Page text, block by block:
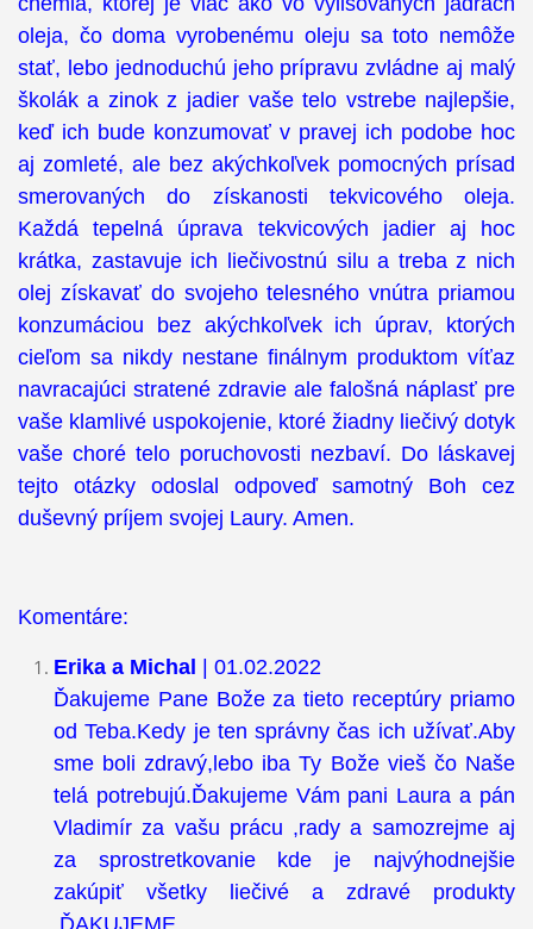
oleja, čo doma vyrobenému oleju sa toto nemôže
stať, lebo jednoduchú jeho prípravu zvládne aj malý
školák a zinok z jadier vaše telo vstrebe najlepšie,
keď ich bude konzumovať v pravej ich podobe hoc
aj zomleté, ale bez akýchkoľvek pomocných prísad
smerovaných do získanosti tekvicového oleja.
Každá tepelná úprava tekvicových jadier aj hoc
krátka, zastavuje ich liečivostnú silu a treba z nich
olej získavať do svojeho telesného vnútra priamou
konzumáciou bez akýchkoľvek ich úprav, ktorých
cieľom sa nikdy nestane finálnym produktom víťaz
navracajúci stratené zdravie ale falošná náplasť pre
vaše klamlivé uspokojenie, ktoré žiadny liečivý dotyk
vaše choré telo poruchovosti nezbaví. Do láskavej
tejto otázky odoslal odpoveď samotný Boh cez
duševný príjem svojej Laury. Amen.
Komentáre:
Erika a Michal
| 01.02.2022
Ďakujeme Pane Bože za tieto receptúry priamo
od Teba.Kedy je ten správny čas ich užívať.Aby
sme boli zdravý,lebo iba Ty Bože vieš čo Naše
telá potrebujú.Ďakujeme Vám pani Laura a pán
Vladimír za vašu prácu ,rady a samozrejme aj
za sprostretkovanie kde je najvýhodnejšie
zakúpiť všetky liečivé a zdravé produkty